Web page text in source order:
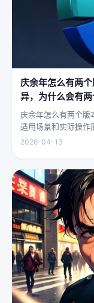
庆余年怎么有两
异，为什么会有两
庆余年怎么有两个版
适用场景和实际操作
可能会发现这部剧在
2026-04-13